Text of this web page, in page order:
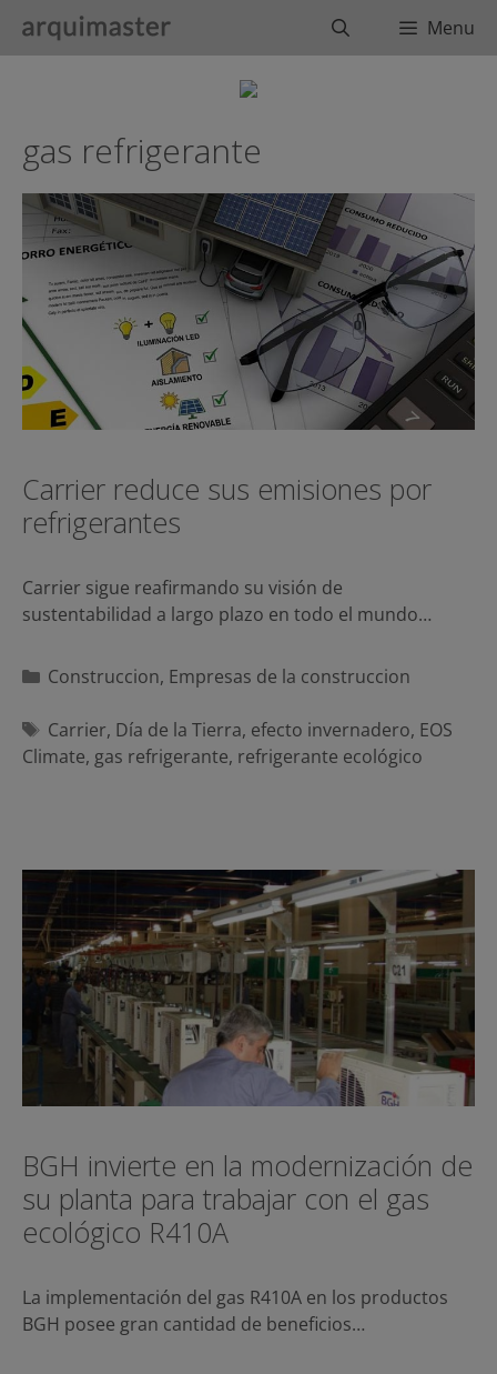
BuscarMenu
gas refrigerante
Carrier reduce sus emisiones por
refrigerantes
Carrier sigue reafirmando su visión de
sustentabilidad a largo plazo en todo el mundo…
Categorías
Construccion, Empresas de la construccion
Etiquetas
Carrier, Día de la Tierra, efecto invernadero, EOS
Climate, gas refrigerante, refrigerante ecológico
BGH invierte en la modernización de
su planta para trabajar con el gas
ecológico R410A
La implementación del gas R410A en los productos
BGH posee gran cantidad de beneficios…